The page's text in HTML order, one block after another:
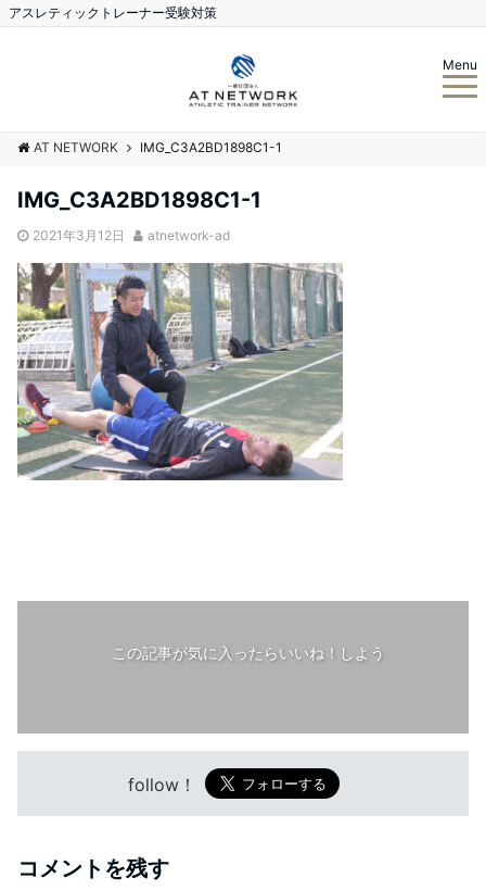
アスレティックトレーナー受験対策
Menu
AT NETWORK IMG_C3A2BD1898C1-1
IMG_C3A2BD1898C1-1
2021年3月12日 atnetwork-ad
この記事が気に入ったらいいね！しよう
follow！
コメントを残す